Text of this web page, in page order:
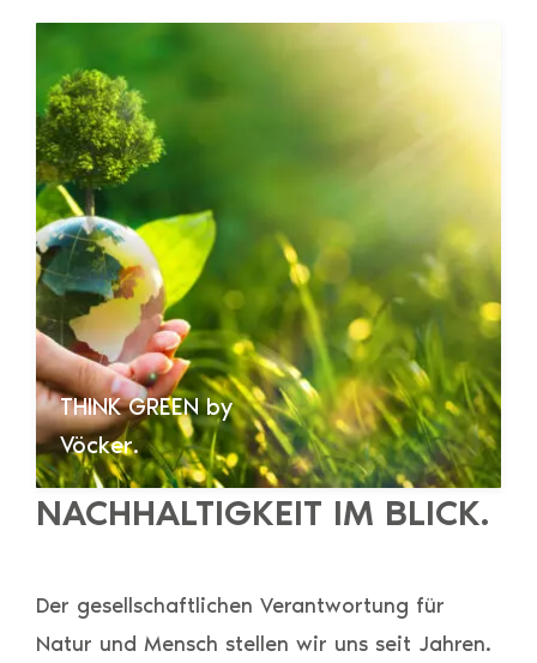
NACHHALTIGKEIT IM BLICK.
Der gesellschaftlichen Verantwortung für
Natur und Mensch stellen wir uns seit Jahren.
THINK GREEN by
Vöcker.